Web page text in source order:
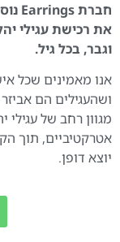
את רכישת עגילי
וגבר, בכל גיל.
אנו מאמינים שכל
ושהעגילים הם
מגוון רחב של עגילי
אטרקטיביים, תוך
יוצא דופן.